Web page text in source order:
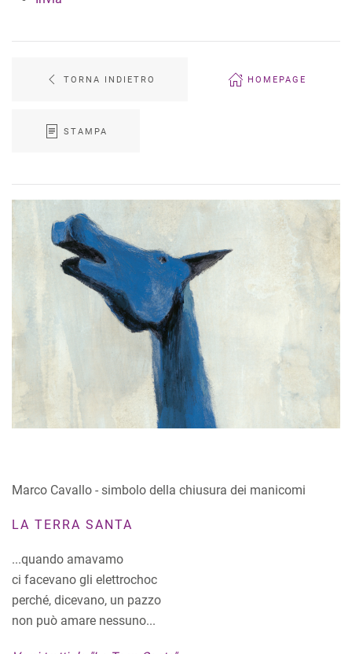
TORNA INDIETRO HOMEPAGE
STAMPA
Marco Cavallo - simbolo della chiusura dei manicomi
LA TERRA SANTA
...quando amavamo
ci facevano gli elettrochoc
perché, dicevano, un pazzo
non può amare nessuno...